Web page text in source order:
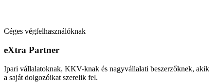
Céges végfelhasználóknak
eXtra Partner
Ipari vállalatoknak, KKV-knak és nagyvállalati beszerzőknek, akik
a saját dolgozóikat szerelik fel.